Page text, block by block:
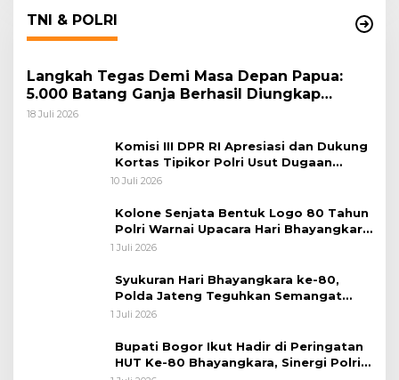
TNI & POLRI
Langkah Tegas Demi Masa Depan Papua:
5.000 Batang Ganja Berhasil Diungkap
Koops TNI Habema
18 Juli 2026
Komisi III DPR RI Apresiasi dan Dukung
Kortas Tipikor Polri Usut Dugaan
Korupsi Batu Bara
10 Juli 2026
Kolone Senjata Bentuk Logo 80 Tahun
Polri Warnai Upacara Hari Bhayangkara
ke-80
1 Juli 2026
Syukuran Hari Bhayangkara ke-80,
Polda Jateng Teguhkan Semangat
Pengabdian dan Pererat Kebersamaan
1 Juli 2026
Bupati Bogor Ikut Hadir di Peringatan
HUT Ke-80 Bhayangkara, Sinergi Polri